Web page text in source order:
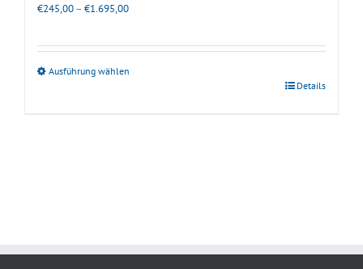
€245,00– €1.695,00Preisspanne:
€1.695,00
Ausführung wählen
Details